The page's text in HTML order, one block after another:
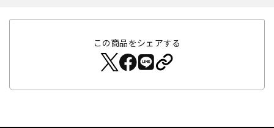
この商品をシェアする